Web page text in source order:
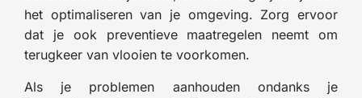
het optimaliseren van je omgeving. Zorg ervoor
dat je ook preventieve maatregelen neemt om
terugkeer van vlooien te voorkomen.
Als je problemen aanhouden ondanks je